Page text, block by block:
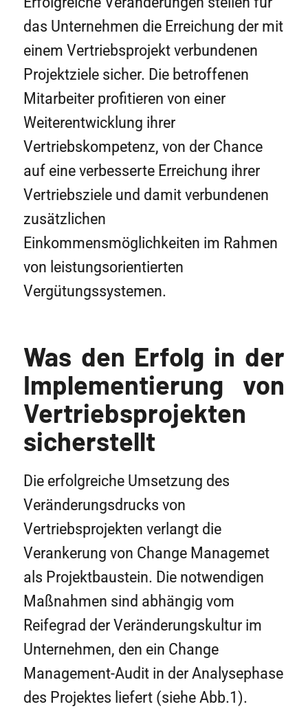
das Unternehmen die Erreichung der mit
einem Vertriebsprojekt verbundenen
Projektziele sicher. Die betroffenen
Mitarbeiter profitieren von einer
Weiterentwicklung ihrer
Vertriebskompetenz, von der Chance
auf eine verbesserte Erreichung ihrer
Vertriebsziele und damit verbundenen
zusätzlichen
Einkommensmöglichkeiten im Rahmen
von leistungsorientierten
Vergütungssystemen.
Was den Erfolg in der
Implementierung von
Vertriebsprojekten
sicherstellt
Die erfolgreiche Umsetzung des
Veränderungsdrucks von
Vertriebsprojekten verlangt die
Verankerung von Change Managemet
als Projektbaustein. Die notwendigen
Maßnahmen sind abhängig vom
Reifegrad der Veränderungskultur im
Unternehmen, den ein Change
Management-Audit in der Analysephase
des Projektes liefert (siehe Abb.1).